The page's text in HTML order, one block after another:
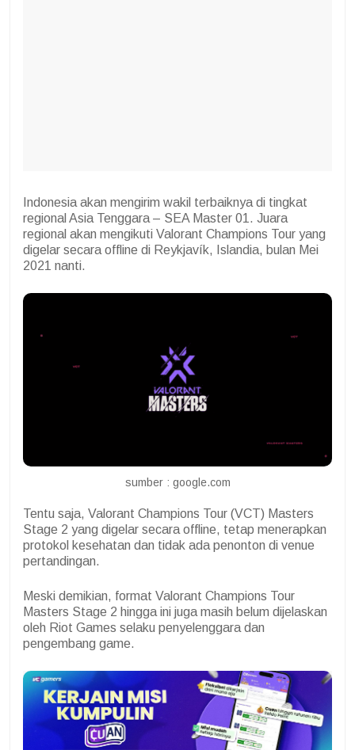
Indonesia akan mengirim wakil terbaiknya di tingkat
regional Asia Tenggara – SEA Master 01. Juara
regional akan mengikuti Valorant Champions Tour yang
digelar secara offline di Reykjavík, Islandia, bulan Mei
2021 nanti.
sumber : google.com
Tentu saja, Valorant Champions Tour (VCT) Masters
Stage 2 yang digelar secara offline, tetap menerapkan
protokol kesehatan dan tidak ada penonton di venue
pertandingan.
Meski demikian, format Valorant Champions Tour
Masters Stage 2 hingga ini juga masih belum dijelaskan
oleh Riot Games selaku penyelenggara dan
pengembang game.